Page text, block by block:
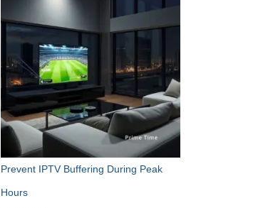
Prevent IPTV Buffering During Peak
Hours